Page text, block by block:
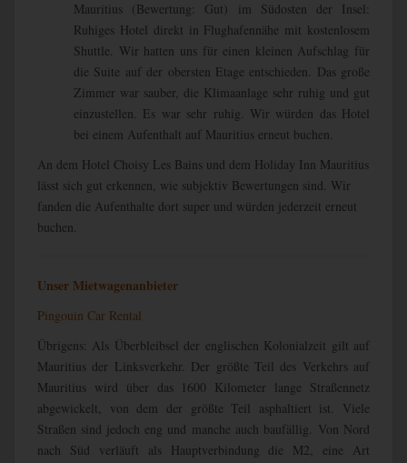
Mauritius (Bewertung: Gut) im Südosten der Insel:
Ruhiges Hotel direkt in Flughafennähe mit kostenlosem
Shuttle. Wir hatten uns für einen kleinen Aufschlag für
die Suite auf der obersten Etage entschieden. Das große
Zimmer war sauber, die Klimaanlage sehr ruhig und gut
einzustellen. Es war sehr ruhig. Wir würden das Hotel
bei einem Aufenthalt auf Mauritius erneut buchen.
An dem Hotel Choisy Les Bains und dem Holiday Inn Mauritius
lässt sich gut erkennen, wie subjektiv Bewertungen sind. Wir
fanden die Aufenthalte dort super und würden jederzeit erneut
buchen.
Unser Mietwagenanbieter
Pingouin Car Rental
Übrigens: Als Überbleibsel der englischen Kolonialzeit gilt auf
Mauritius der Linksverkehr. Der größte Teil des Verkehrs auf
Mauritius wird über das 1600 Kilometer lange Straßennetz
abgewickelt, von dem der größte Teil asphaltiert ist. Viele
Straßen sind jedoch eng und manche auch baufällig. Von Nord
nach Süd verläuft als Hauptverbindung die M2, eine Art